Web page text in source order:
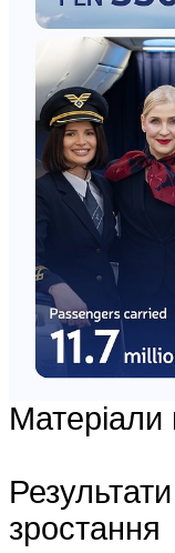
Матеріали